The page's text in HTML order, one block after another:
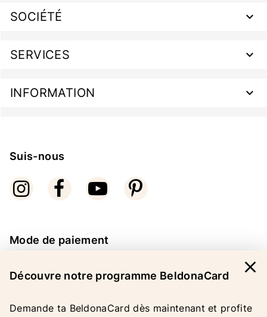
SOCIÉTÉ
SERVICES
INFORMATION
Suis-nous
Mode de paiement
Découvre notre programme BeldonaCard
Demande ta BeldonaCard dès maintenant et profite
close